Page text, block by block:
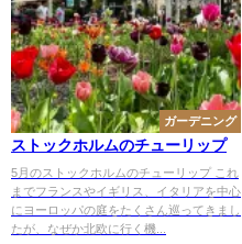
ガーデニング
ストックホルムのチューリップ
5月のストックホルムのチューリップ これ
までフランスやイギリス、イタリアを中心
にヨーロッパの庭をたくさん巡ってきまし
たが、なぜか北欧に行く機...